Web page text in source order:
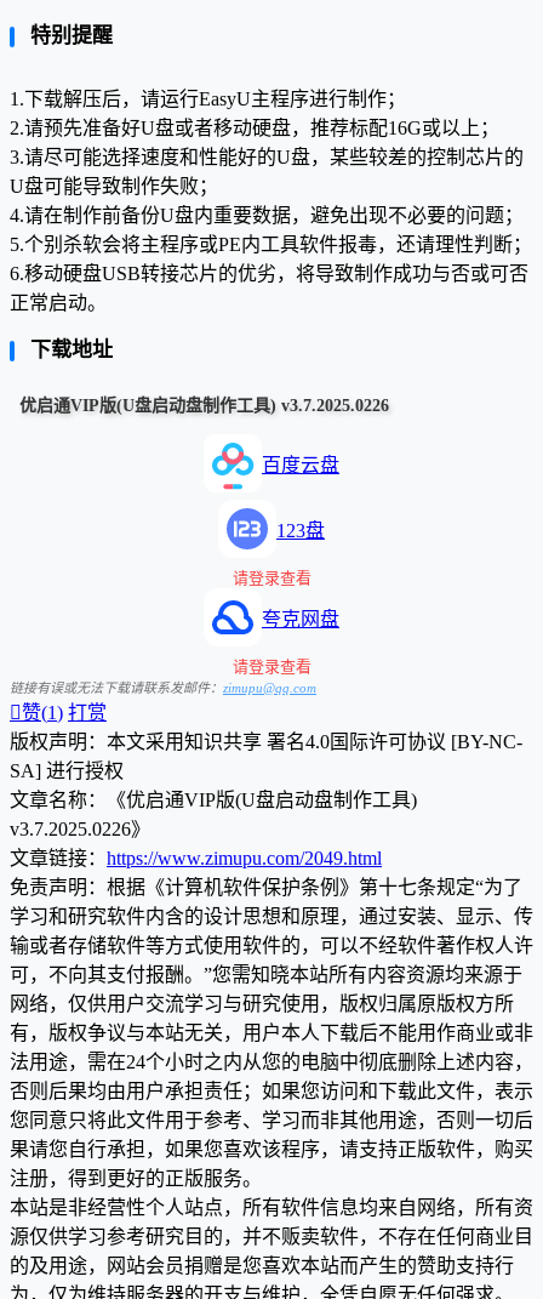
特别提醒
1.下载解压后，请运行EasyU主程序进行制作；
2.请预先准备好U盘或者移动硬盘，推荐标配16G或以上；
3.请尽可能选择速度和性能好的U盘，某些较差的控制芯片的
U盘可能导致制作失败；
4.请在制作前备份U盘内重要数据，避免出现不必要的问题；
5.个别杀软会将主程序或PE内工具软件报毒，还请理性判断；
6.移动硬盘USB转接芯片的优劣，将导致制作成功与否或可否
正常启动。
下载地址
优启通VIP版(U盘启动盘制作工具) v3.7.2025.0226
百度云盘
123盘
请登录查看
夸克网盘
请登录查看
链接有误或无法下载请联系发邮件： zimupu@qq.com
赞(1) 打赏
版权声明：本文采用知识共享 署名4.0国际许可协议 [BY-NC-
SA] 进行授权
文章名称：《优启通VIP版(U盘启动盘制作工具)
v3.7.2025.0226》
文章链接： https://www.zimupu.com/2049.html
免责声明：根据《计算机软件保护条例》第十七条规定“为了
学习和研究软件内含的设计思想和原理，通过安装、显示、传
输或者存储软件等方式使用软件的，可以不经软件著作权人许
可，不向其支付报酬。”您需知晓本站所有内容资源均来源于
网络，仅供用户交流学习与研究使用，版权归属原版权方所
有，版权争议与本站无关，用户本人下载后不能用作商业或非
法用途，需在24个小时之内从您的电脑中彻底删除上述内容，
否则后果均由用户承担责任；如果您访问和下载此文件，表示
您同意只将此文件用于参考、学习而非其他用途，否则一切后
果请您自行承担，如果您喜欢该程序，请支持正版软件，购买
注册，得到更好的正版服务。
本站是非经营性个人站点，所有软件信息均来自网络，所有资
源仅供学习参考研究目的，并不贩卖软件，不存在任何商业目
的及用途，网站会员捐赠是您喜欢本站而产生的赞助支持行
为，仅为维持服务器的开支与维护，全凭自愿无任何强求。